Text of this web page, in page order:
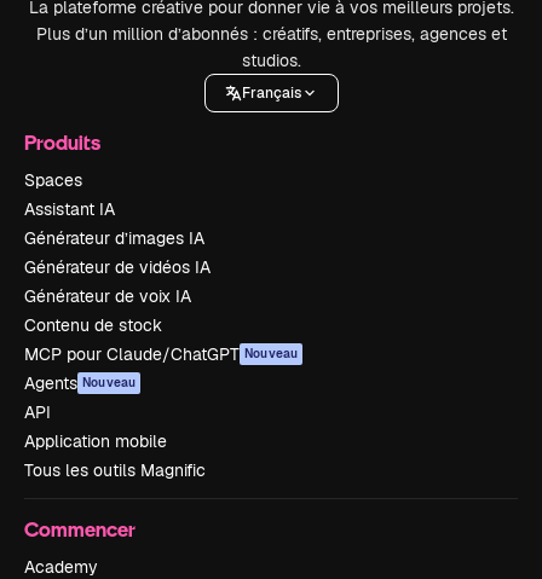
La plateforme créative pour donner vie à vos meilleurs projets.
Plus d’un million d’abonnés : créatifs, entreprises, agences et
studios.
Français
Produits
Spaces
Assistant IA
Générateur d’images IA
Générateur de vidéos IA
Générateur de voix IA
Contenu de stock
MCP pour Claude/ChatGPT Nouveau
Agents Nouveau
API
Application mobile
Tous les outils Magnific
Commencer
Academy